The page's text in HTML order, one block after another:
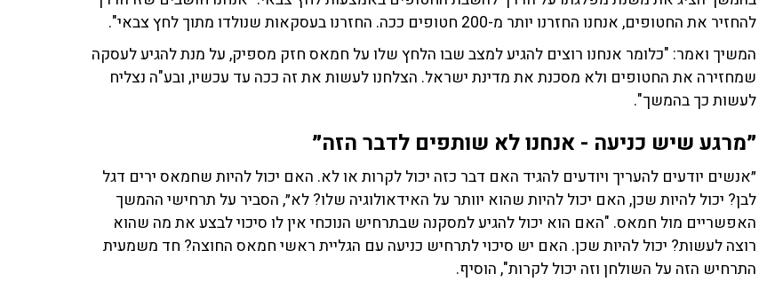
להחזיר את החטופים, אנחנו החזרנו יותר מ-200 חטופים ככה. החזרנו בעסקאות שנולדו מתוך לחץ צבאי".
המשיך ואמר: "כלומר אנחנו רוצים להגיע למצב שבו הלחץ שלו על חמאס חזק מספיק, על מנת להגיע לעסקה
שמחזירה את החטופים ולא מסכנת את מדינת ישראל. הצלחנו לעשות את זה ככה עד עכשיו, ובע"ה נצליח
לעשות כך בהמשך".
״מרגע שיש כניעה - אנחנו לא שותפים לדבר הזה״
״אנשים יודעים להעריך ויודעים להגיד האם דבר כזה יכול לקרות או לא. האם יכול להיות שחמאס ירים דגל
לבן? יכול להיות שכן, האם יכול להיות שהוא יוותר על האידאולוגיה שלו? לא״, הסביר על תרחישי ההמשך
האפשריים מול חמאס. "האם הוא יכול להגיע למסקנה שבתרחיש הנוכחי אין לו סיכוי לבצע את מה שהוא
רוצה לעשות? יכול להיות שכן. האם יש סיכוי לתרחיש כניעה עם הגליית ראשי חמאס החוצה? חד משמעית
התרחיש הזה על השולחן וזה יכול לקרות", הוסיף.